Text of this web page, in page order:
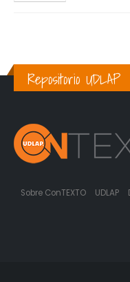
Repositorio UDLAP
Sobre ConTEXTO UDLAP